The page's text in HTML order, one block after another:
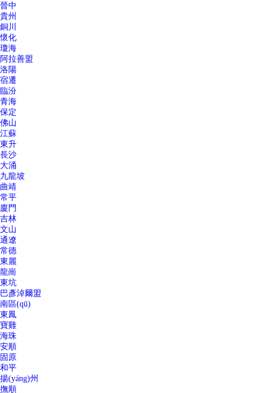
晉中
貴州
銅川
懷化
瓊海
阿拉善盟
洛陽
宿遷
臨汾
青海
保定
佛山
江蘇
東升
長沙
大涌
九龍坡
曲靖
常平
廈門
吉林
文山
通遼
常德
東麗
龍崗
東坑
巴彥淖爾盟
南區(qū)
東鳳
寶雞
海珠
安順
固原
和平
揚(yáng)州
撫順